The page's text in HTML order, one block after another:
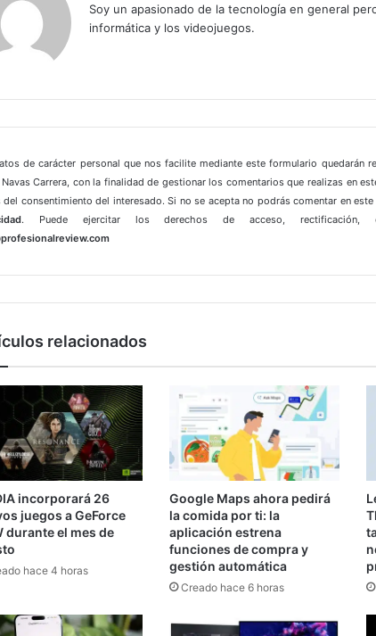
Soy un apasionado de la tecnología en general
informática y los videojuegos.
de carácter personal que nos facilite mediante este formulario quedarán
Carrera, con la finalidad de gestionar los comentarios que realizas en
del consentimiento del interesado. Si no se acepta no podrás comentar en
. Puede ejercitar los derechos de acceso, rectificación,
relacionados
incorporará 26
juegos a GeForce
durante el mes de
hace 4 horas
Google Maps ahora pedirá
la comida por ti: la
aplicación estrena
funciones de compra y
gestión automática
Creado hace 6 horas